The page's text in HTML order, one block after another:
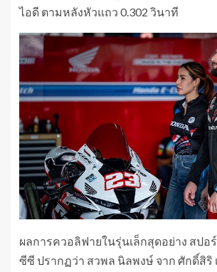
ไอดี ตามหลังหัวแถว 0.302 วินาที
ผลการควอลิฟายในรุ่นเล็กสุดอย่าง สปอ
ซีซี ปรากฏว่า สวพล นิลพงษ์ จาก ศักดิ์สิริ